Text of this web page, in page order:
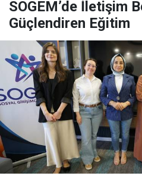
SOGEM’de İletişim
Güçlendiren Eğitim